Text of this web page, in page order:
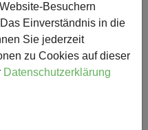
Besuchern
Einverständnis in die
Sie jederzeit
zu Cookies auf dieser
Datenschutzerklärung